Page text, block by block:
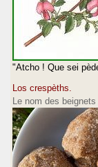
"Atcho ! Que sei
Los crespèths.
Le nom des